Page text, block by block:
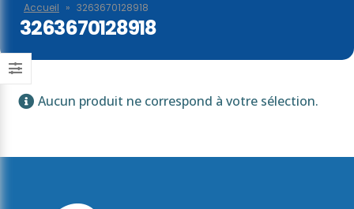
Accueil » 3263670128918
3263670128918
Aucun produit ne correspond à votre sélection.